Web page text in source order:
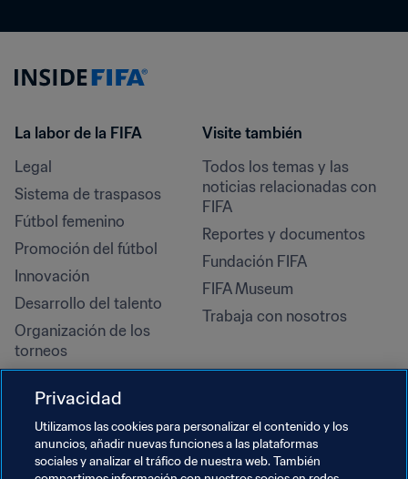
La labor de la FIFA
Legal
Sistema de traspasos
Fútbol femenino
Promoción del fútbol
Innovación
Desarrollo del talento
Organización de los
torneos
Derechos humanos y lucha
contra la discriminación
Salud y atención médica
Visite también
Todos los temas y las
noticias relacionadas con
FIFA
Reportes y documentos
Fundación FIFA
FIFA Museum
Trabaja con nosotros
Privacidad
Utilizamos las cookies para personalizar el contenido y los
anuncios, añadir nuevas funciones a las plataformas
sociales y analizar el tráfico de nuestra web. También